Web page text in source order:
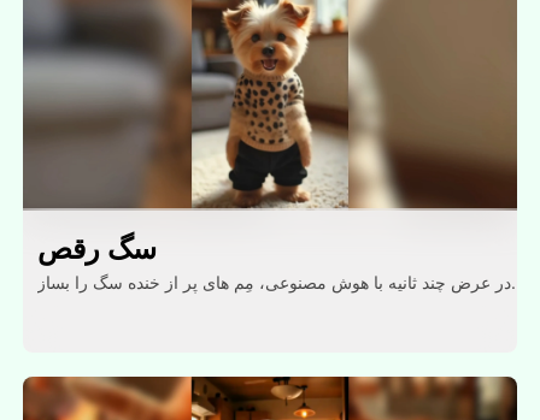
سگ رقص
در عرض چند ثانیه با هوش مصنوعی، مِم های پر از خنده سگ را بساز.